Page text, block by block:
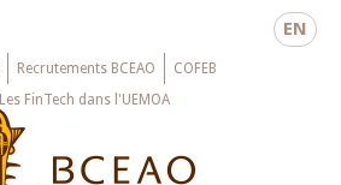
EN
Recrutements BCEAO
COFEB
Les FinTech dans l'UEMOA